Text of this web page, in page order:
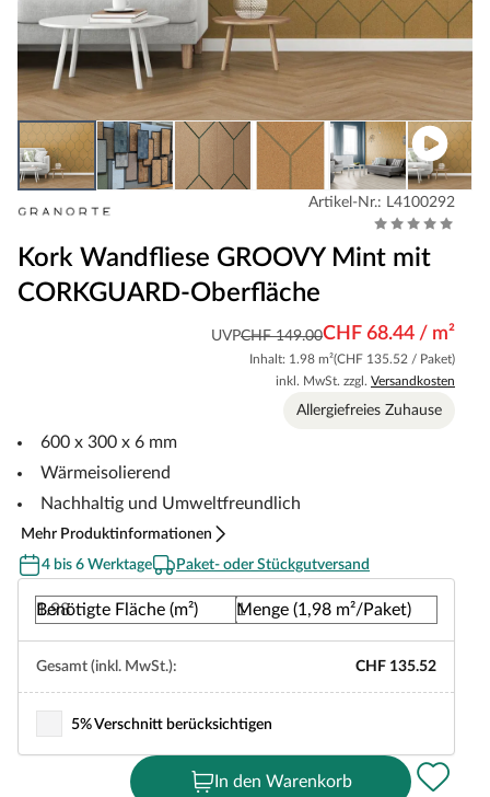
Artikel-Nr.: L4100292
Kork Wandfliese GROOVY Mint mit
CORKGUARD-Oberfläche
UVPCHF 149.00CHF 68.44 / m²
Inhalt: 1.98 m²(CHF 135.52 / Paket)
inkl. MwSt. zzgl. Versandkosten
Allergiefreies Zuhause
600 x 300 x 6 mm
Wärmeisolierend
Nachhaltig und Umweltfreundlich
Mehr Produktinformationen
4 bis 6 Werktage
Paket- oder Stückgutversand
Benötigte Fläche (m²) Menge (1,98 m²/Paket)
Gesamt (inkl. MwSt.): CHF 135.52
5% Verschnitt berücksichtigen
In den Warenkorb